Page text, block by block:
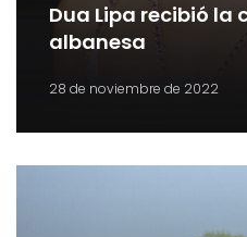
Dua Lipa recibió
albanesa
28 de noviembre de 2022